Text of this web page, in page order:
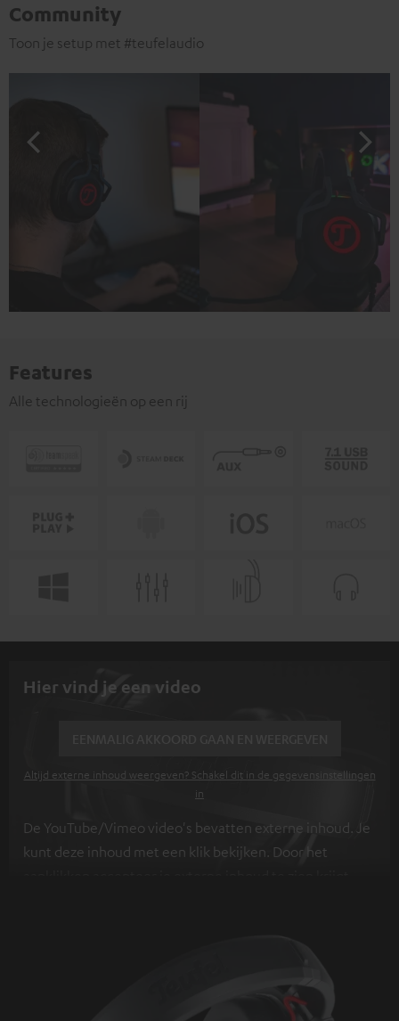
Community
Toon je setup met #teufelaudio
Features
Alle technologieën op een rij
Hier vind je een video
Altijd externe inhoud weergeven? Schakel dit in de gegevensinstellingen
in
De YouTube/Vimeo video's bevatten externe inhoud. Je
kunt deze inhoud met een klik bekijken. Door het